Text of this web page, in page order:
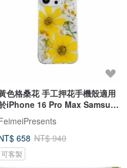
色格桑花 手工押花手機殼適用
iPhone 16 Pro Max Samsung
658 NT$ 940
可客製